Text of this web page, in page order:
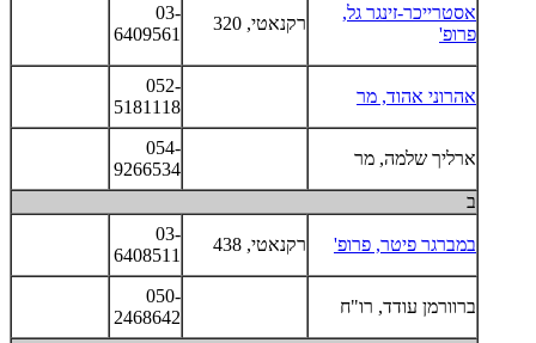
אסטרייכר-זינגר גל,
פרופ'
רקנאטי, 320
03-
6409561
אהרוני אהוד, מר
052-
5181118
ארליך שלמה, מר
054-
9266534
ב
במברגר פיטר, פרופ' רקנאטי, 438
03-
6408511
ברוורמן עודד, רו"ח
050-
2468642